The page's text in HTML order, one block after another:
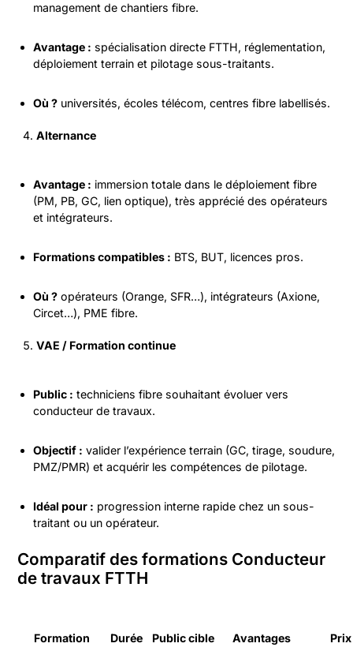
management de chantiers fibre.
Avantage : spécialisation directe FTTH, réglementation,
déploiement terrain et pilotage sous-traitants.
Où ? universités, écoles télécom, centres fibre labellisés.
Alternance
Avantage : immersion totale dans le déploiement fibre
(PM, PB, GC, lien optique), très apprécié des opérateurs
et intégrateurs.
Formations compatibles : BTS, BUT, licences pros.
Où ? opérateurs (Orange, SFR…), intégrateurs (Axione,
Circet…), PME fibre.
VAE / Formation continue
Public : techniciens fibre souhaitant évoluer vers
conducteur de travaux.
Objectif : valider l’expérience terrain (GC, tirage, soudure,
PMZ/PMR) et acquérir les compétences de pilotage.
Idéal pour : progression interne rapide chez un sous-
traitant ou un opérateur.
Comparatif des formations Conducteur
de travaux FTTH
Formation Durée Public cible Avantages
Prix